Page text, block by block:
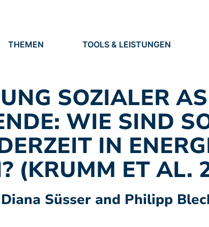
THEMEN TOOLS & LEISTUNGEN
SOZIALER
WIE SIND
IN
(KRUMM ET AL.
Süsser and Philipp